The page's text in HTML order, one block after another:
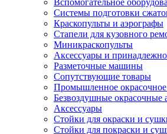
Вспомогательное
Системы подготовки
Краскопульты и аэрографы
Стапели для кузовного
Миникраскопульты
Аксессуары и
Разметочные машины
Сопутствующие товары
Промышленное окрасочное
Безвоздушные окрасочные
Аксессуары
Стойки для окраски и
Стойки для покраски и